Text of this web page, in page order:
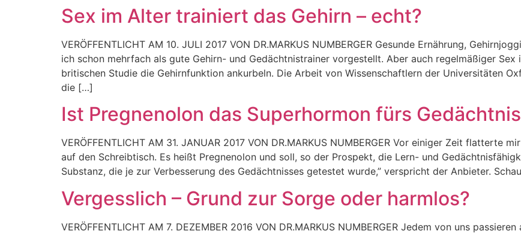
Sex im Alter trainiert das Gehirn – echt?
VERÖFFENTLICHT AM 10. JULI 2017 VON DR.MARKUS NUMBERGER Gesunde Ernährung,
ich schon mehrfach als gute Gehirn- und Gedächtnistrainer vorgestellt. Aber auch regelmäßiger
britischen Studie die Gehirnfunktion ankurbeln. Die Arbeit von Wissenschaftlern der Universitäten
die […]
Ist Pregnenolon das Superhormon fürs
VERÖFFENTLICHT AM 31. JANUAR 2017 VON DR.MARKUS NUMBERGER Vor einiger Zeit flatterte
auf den Schreibtisch. Es heißt Pregnenolon und soll, so der Prospekt, die Lern- und
Substanz, die je zur Verbesserung des Gedächtnisses getestet wurde,” verspricht der Anbieter.
Vergesslich – Grund zur Sorge oder harmlos?
VERÖFFENTLICHT AM 7. DEZEMBER 2016 VON DR.MARKUS NUMBERGER Jedem von uns